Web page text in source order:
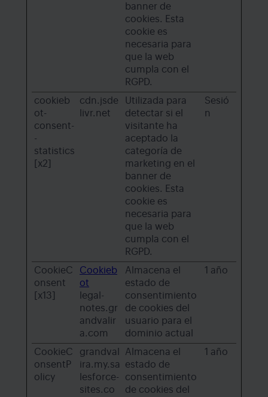
banner de
cookies. Esta
cookie es
necesaria para
que la web
cumpla con el
RGPD.
cookieb
ot-
consent-
-
statistics
[x2]
cdn.jsde
livr.net
Utilizada para
detectar si el
visitante ha
aceptado la
categoría de
marketing en el
banner de
cookies. Esta
cookie es
necesaria para
que la web
cumpla con el
RGPD.
Sesió
n
CookieC
onsent
[x13]
Cookieb
ot
legal-
notes.gr
andvalir
a.com
Almacena el
estado de
consentimiento
de cookies del
usuario para el
dominio actual
1 año
CookieC
onsentP
olicy
grandval
ira.my.sa
lesforce-
sites.co
Almacena el
estado de
consentimiento
de cookies del
1 año